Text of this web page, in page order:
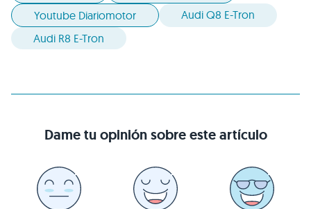
Youtube Diariomotor
Audi Q8 E-Tron
Audi R8 E-Tron
Dame tu opinión sobre este artículo